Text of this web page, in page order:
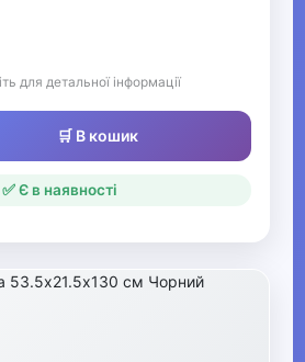
іграшок
малювання
творчості
для детальної інформації
🛒 В кошик
✅ Є в наявності